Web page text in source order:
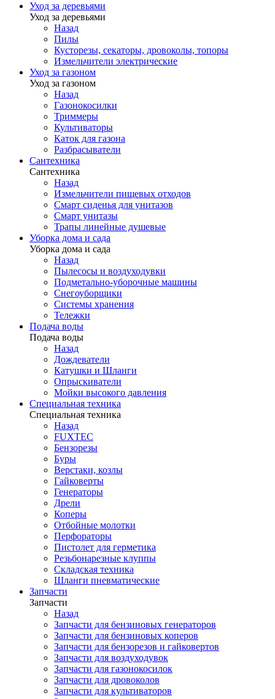
Уход за деревьями
Уход за деревьями
Назад
Пилы
Кусторезы, секаторы, дровоколы, топоры
Измельчители электрические
Уход за газоном
Уход за газоном
Назад
Газонокосилки
Триммеры
Культиваторы
Каток для газона
Разбрасыватели
Сантехника
Сантехника
Назад
Измельчители пищевых отходов
Смарт сиденья для унитазов
Смарт унитазы
Трапы линейные душевые
Уборка дома и сада
Уборка дома и сада
Назад
Пылесосы и воздуходувки
Подметально-уборочные машины
Снегоуборщики
Системы хранения
Тележки
Подача воды
Подача воды
Назад
Дождеватели
Катушки и Шланги
Опрыскиватели
Мойки высокого давления
Специальная техника
Специальная техника
Назад
FUXTEC
Бензорезы
Буры
Верстаки, козлы
Гайковерты
Генераторы
Дрели
Коперы
Отбойные молотки
Перфораторы
Пистолет для герметика
Резьбонарезные клуппы
Складская техника
Шланги пневматические
Запчасти
Запчасти
Назад
Запчасти для бензиновых генераторов
Запчасти для бензиновых коперов
Запчасти для бензорезов и гайковертов
Запчасти для воздуходувок
Запчасти для газонокосилок
Запчасти для дровоколов
Запчасти для культиваторов